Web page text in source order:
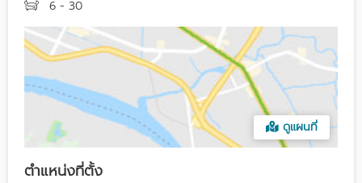
6 - 30
ดูแผนที่
ตำแหน่งที่ตั้ง